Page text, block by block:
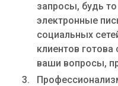
запросы, будь
электронные
социальных
клиентов готова
ваши вопросы,